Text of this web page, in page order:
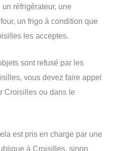
réfrigérateur, une
un frigo à condition que
les acceptes.
sont refusé par les
vous devez faire appel
Croisilles ou dans le
est pris en charge par une
à Croisilles, sinon